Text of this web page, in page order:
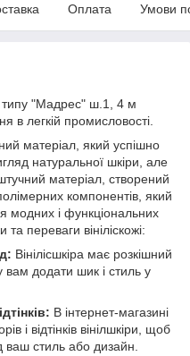
Оплата Умови
типу "Мадрес" ш.1, 4 м
в легкій промисловості.
матеріал, який успішно
натуральної шкіри, але
матеріал, створений
компонентів, який
модних і функціональних
переваги вініліскожі:
Вінілісшкіра має розкішний
вам додати шик і стиль у
В інтернет-магазині
і відтінків вінілшкіри, щоб
ваш стиль або дизайн.